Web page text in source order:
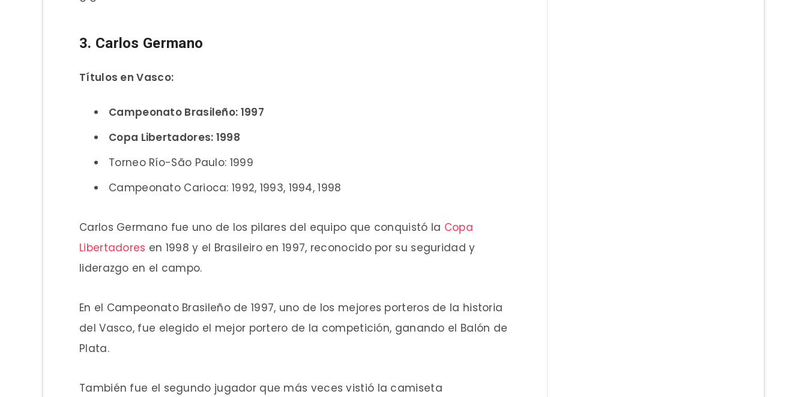
3. Carlos Germano
Títulos en Vasco:
Campeonato Brasileño: 1997
Copa Libertadores: 1998
Torneo Río-São Paulo: 1999
Campeonato Carioca: 1992, 1993, 1994, 1998
Carlos Germano fue uno de los pilares del equipo que conquistó la Copa
Libertadores en 1998 y el Brasileiro en 1997, reconocido por su seguridad y
liderazgo en el campo.
En el Campeonato Brasileño de 1997, uno de los mejores porteros de la historia
del Vasco, fue elegido el mejor portero de la competición, ganando el Balón de
Plata.
También fue el segundo jugador que más veces vistió la camiseta